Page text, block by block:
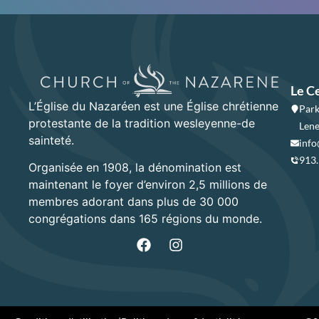
L’Église du Nazaréen est une Église chrétienne
protestante de la tradition wesleyenne-de
sainteté.
Organisée en 1908, la dénomination est
maintenant le foyer d’environ 2,5 millions de
membres adorant dans plus de 30 000
congrégations dans 165 régions du monde.
Le